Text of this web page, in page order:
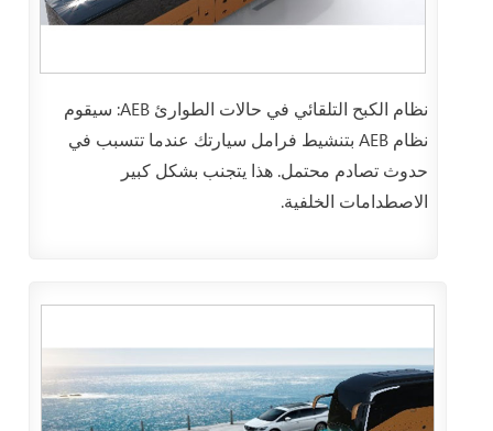
نظام الكبح التلقائي في حالات الطوارئ AEB: سيقوم
نظام AEB بتنشيط فرامل سيارتك عندما تتسبب في
حدوث تصادم محتمل. هذا يتجنب بشكل كبير
الاصطدامات الخلفية.